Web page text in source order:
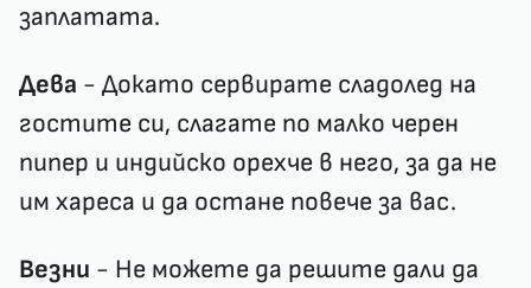
заплатата.
Дева - Докато сервирате сладолед на
гостите си, слагате по малко черен
пипер и индийско орехче в него, за да не
им хареса и да остане повече за вас.
Везни - Не можете да решите дали да